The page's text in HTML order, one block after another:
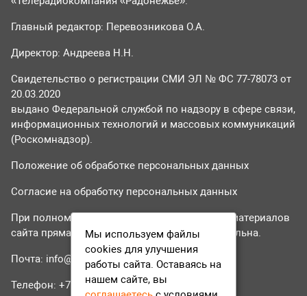
Главный редактор: Перевозникова О.А.
Директор: Андреева Н.Н.
Свидетельство о регистрации СМИ ЭЛ № ФС 77-78073 от
20.03.2020
выдано Федеральной службой по надзору в сфере связи,
информационных технологий и массовых коммуникаций
(Роскомнадзор).
Положение об обработке персональных данных
Согласие на обработку персональных данных
При полном или частичном использовании материалов
сайта прямая гиперссылка на tvr24.tv обязательна.
Почта: info@tvr24.tv
Телефон: +7 (496) 551-04-95
Мы используем файлы
cookies для улучшения
работы сайта. Оставаясь на
нашем сайте, вы